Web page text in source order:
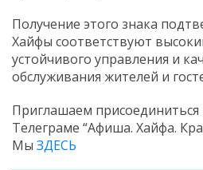
Получение этого знака
Хайфы соответствуют
устойчивого управления и
обслуживания жителей и
Приглашаем присоединиться
Телеграме “Афиша. Хайфа.
Мы ЗДЕСЬ